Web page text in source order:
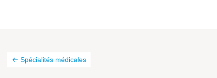
Spécialités médicales